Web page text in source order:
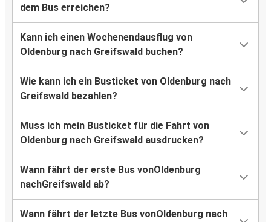
dem Bus erreichen?
Kann ich einen Wochenendausflug von
Oldenburg nach Greifswald buchen?
Wie kann ich ein Busticket von Oldenburg nach
Greifswald bezahlen?
Muss ich mein Busticket für die Fahrt von
Oldenburg nach Greifswald ausdrucken?
Wann fährt der erste Bus vonOldenburg
nachGreifswald ab?
Wann fährt der letzte Bus vonOldenburg nach